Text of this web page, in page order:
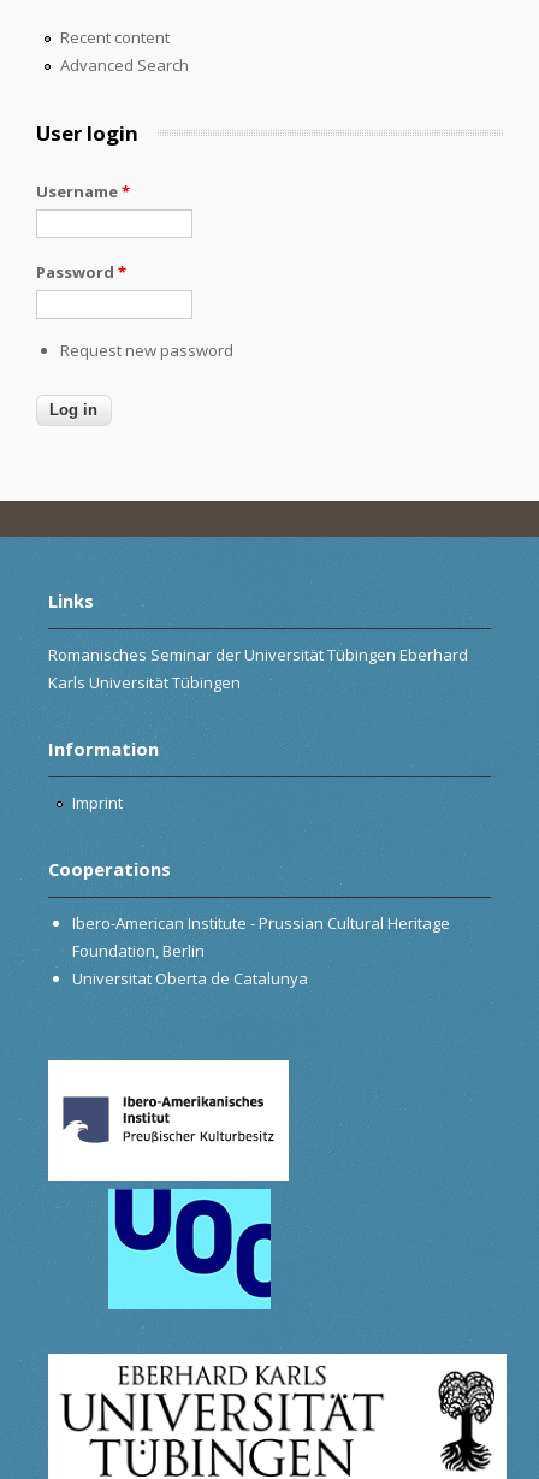
Recent content
Advanced Search
User login
Username*
Password *
Request new password
Links
Romanisches Seminar der Universität Tübingen Eberhard
Karls Universität Tübingen
Information
Imprint
Cooperations
Ibero-American Institute - Prussian Cultural Heritage
Foundation, Berlin
Universitat Oberta de Catalunya